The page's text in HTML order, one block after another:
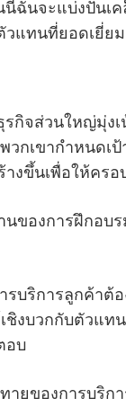
นี้ฉันจะแบ่งปันเ
แทนที่ยอดเยี่ยม
รกิจส่วนใหญ่มุ่ง
วกเขากําหนดเ
างขึ้นเพื่อให้คร
นของการฝึกอบ
รบริการลูกค้าต้
งบวกกับตัวแท
อบ
ายของการบริก